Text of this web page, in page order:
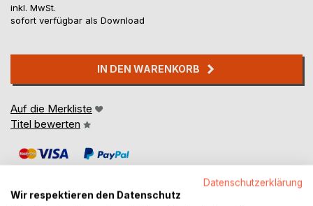
inkl. MwSt.
sofort verfügbar als Download
IN DEN WARENKORB
Auf die Merkliste
Titel bewerten
Datenschutzerklärung
Wir respektieren den Datenschutz